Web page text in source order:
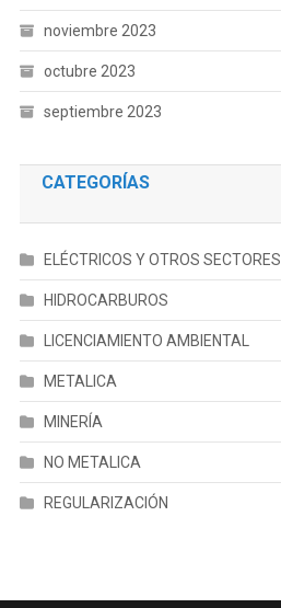
noviembre 2023
octubre 2023
septiembre 2023
CATEGORÍAS
ELÉCTRICOS Y OTROS SECTORES
HIDROCARBUROS
LICENCIAMIENTO AMBIENTAL
METALICA
MINERÍA
NO METALICA
REGULARIZACIÓN